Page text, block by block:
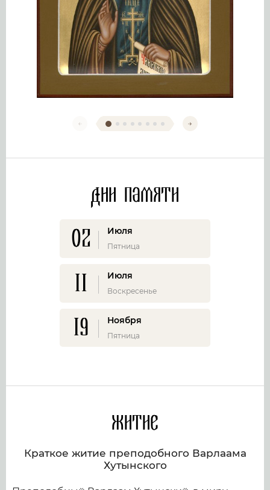
Дни памяти
02 Июля
Пятница
11 Июля
Воскресенье
19 Ноября
Пятница
Житие
Краткое житие преподобного Варлаама
Хутынского